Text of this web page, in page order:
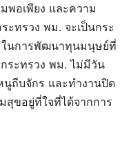
พอเพียง และความ
ะทรวง พม. จะเป็นกระ
ในการพัฒนาทุนมนุษย์ที่
ระทรวง พม. ไม่มีวัน
นูถีบจักร และทำงานปิด
สุขอยู่ที่ใจที่ได้จากการ